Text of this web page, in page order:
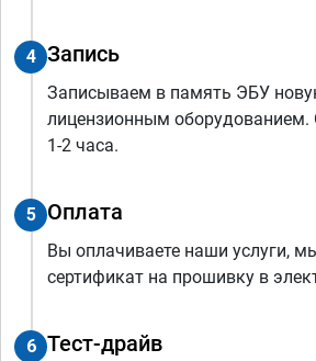
4 Запись
Записываем в память ЭБУ
лицензионным
1-2 часа.
5 Оплата
Вы оплачиваете наши услуги,
сертификат на прошивку в
6 Тест-драйв